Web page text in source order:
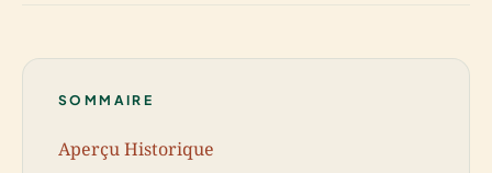
SOMMAIRE
Aperçu Historique